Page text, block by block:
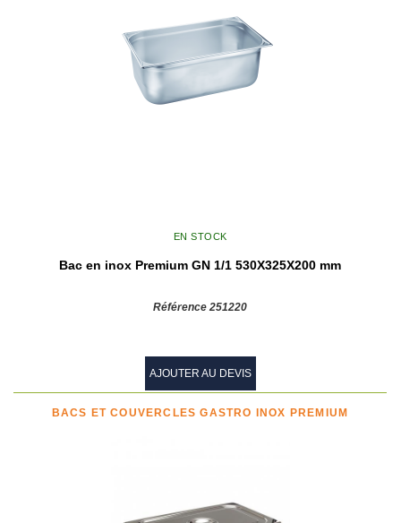
EN STOCK
Bac en inox Premium GN 1/1 530X325X200 mm
Référence 251220
AJOUTER AU DEVIS
BACS ET COUVERCLES GASTRO INOX PREMIUM